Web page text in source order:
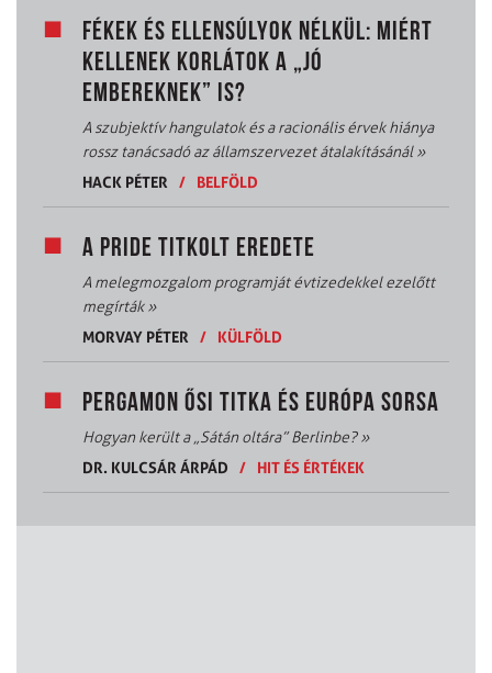
FÉKEK ÉS ELLENSÚLYOK NÉLKÜL: MIÉRT
KELLENEK KORLÁTOK A „JÓ
EMBEREKNEK” IS?
A szubjektív hangulatok és a racionális érvek hiánya
rossz tanácsadó az államszervezet átalakításánál»
HACK PÉTER
/ BELFÖLD
A PRIDE TITKOLT EREDETE
A melegmozgalom programját évtizedekkel ezelőtt
megírták»
MORVAY PÉTER
/ KÜLFÖLD
PERGAMON ŐSI TITKA ÉS EURÓPA SORSA
Hogyan került a „Sátán oltára” Berlinbe?»
DR. KULCSÁR ÁRPÁD
/ HIT ÉS ÉRTÉKEK